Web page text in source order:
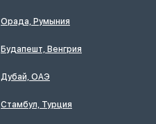
Орада, Румыния
Будапешт, Венгрия
Дубай, ОАЭ
Стамбул, Турция